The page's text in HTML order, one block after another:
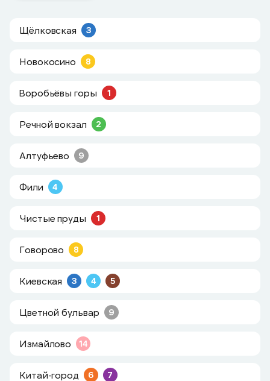
Щёлковская 3
Новокосино 8
Воробьёвы горы 1
Речной вокзал 2
Алтуфьево 9
Фили 4
Чистые пруды 1
Говорово 8
Киевская 3 4 5
Цветной бульвар 9
Измайлово 14
Китай-город 6 7